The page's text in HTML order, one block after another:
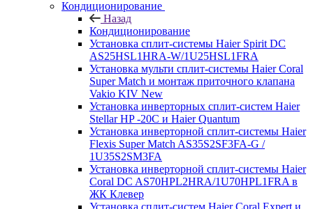
Кондиционирование
Назад
Кондиционирование
Установка сплит-системы Haier Spirit DC
AS25HSL1HRA-W/1U25HSL1FRA
Установка мульти сплит-системы Haier Coral
Super Match и монтаж приточного клапана
Vakio KIV New
Установка инверторных сплит-систем Haier
Stellar HP -20С и Haier Quantum
Установка инверторной сплит-системы Haier
Flexis Super Match AS35S2SF3FA-G /
1U35S2SM3FA
Установка инверторной сплит-системы Haier
Coral DC AS70HPL2HRA/1U70HPL1FRA в
ЖК Клевер
Установка сплит-систем Haier Coral Expert и